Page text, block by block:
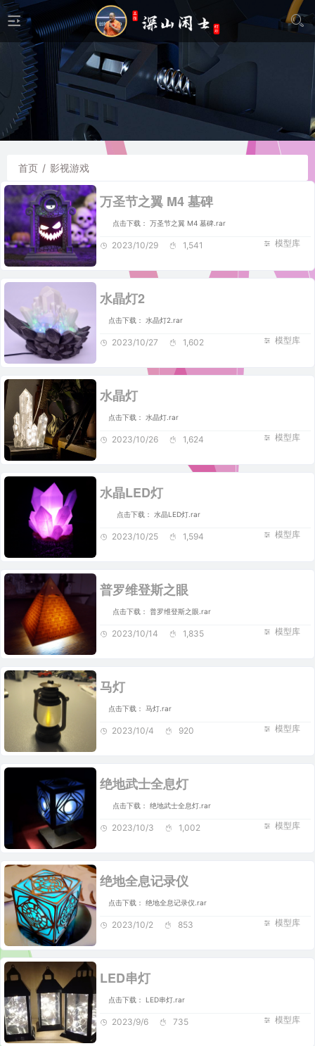
首页 / 影视游戏
万圣节之翼 M4 墓碑
点击下载： 万圣节之翼 M4 墓碑.rar
模型库
2023/10/29 1,541
水晶灯2
点击下载： 水晶灯2.rar
模型库
2023/10/27 1,602
水晶灯
点击下载： 水晶灯.rar
模型库
2023/10/26 1,624
水晶LED灯
点击下载： 水晶LED灯.rar
模型库
2023/10/25 1,594
普罗维登斯之眼
点击下载： 普罗维登斯之眼.rar
模型库
2023/10/14 1,835
马灯
点击下载： 马灯.rar
模型库
2023/10/4 920
绝地武士全息灯
点击下载： 绝地武士全息灯.rar
模型库
2023/10/3 1,002
绝地全息记录仪
点击下载： 绝地全息记录仪.rar
模型库
2023/10/2 853
LED串灯
点击下载： LED串灯.rar
模型库
2023/9/6 735